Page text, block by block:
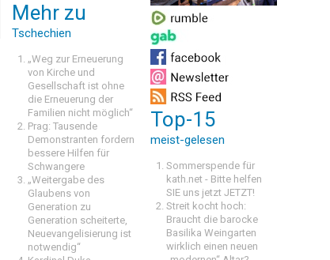
Mehr zu
Tschechien
„Weg zur Erneuerung
von Kirche und
Gesellschaft ist ohne
die Erneuerung der
Familien nicht möglich“
Prag: Tausende
Demonstranten fordern
bessere Hilfen für
Schwangere
„Weitergabe des
Glaubens von
Generation zu
Generation scheiterte,
Neuevangelisierung ist
notwendig“
Top-15
meist-gelesen
Sommerspende für
kath.net - Bitte helfen
SIE uns jetzt JETZT!
Streit kocht hoch:
Braucht die barocke
Basilika Weingarten
wirklich einen neuen